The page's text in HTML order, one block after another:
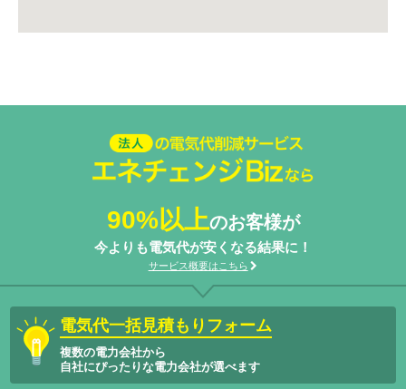
法人の電気代削減サービスエネ
チェンジ Biz
90%以上のお客様が
今よりも電気代が安くなる結果に！
サービス概要はこちら
電気代一括見積もりフォーム
複数の電力会社から
自社にぴったりな電力会社が選べます